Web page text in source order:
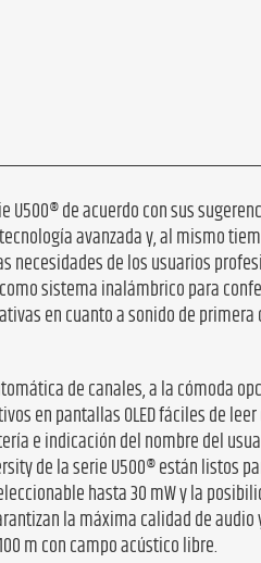
U500® de acuerdo con sus
avanzada y, al mismo
necesidades de los usuarios
sistema inalámbrico para
en cuanto a sonido de
de canales, a la cómoda
en pantallas OLED fáciles de
e indicación del nombre del
de la serie U500® están listos
hasta 30 mW y la
la máxima calidad de
m con campo acústico libre.